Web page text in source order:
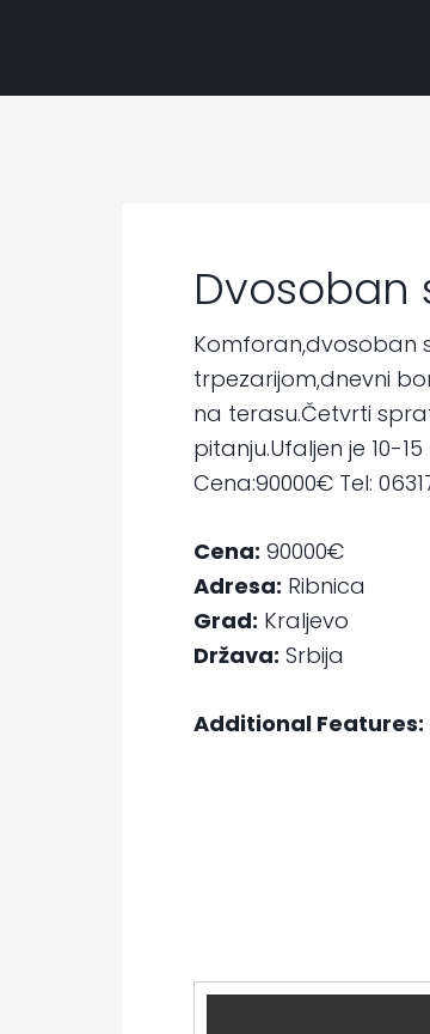
Dvosoban
Komforan,dvosoban
trpezarijom,dnevni
na terasu.Četvrti
pitanju.Ufaljen je 10-
Cena:90000€ Tel:
Cena: 90000€
Adresa: Ribnica
Grad: Kraljevo
Država: Srbija
Additional Features: